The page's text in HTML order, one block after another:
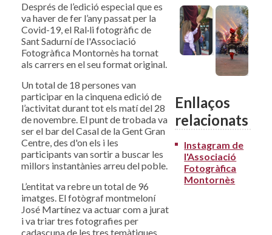
Després de l’edició especial que es
va haver de fer l’any passat per la
Covid-19, el Ral·li fotogràfic de
Sant Sadurní de l'Associació
Fotogràfica Montornès ha tornat
als carrers en el seu format original.
Un total de 18 persones van
participar en la cinquena edició de
l’activitat durant tot els matí del 28
de novembre. El punt de trobada va
ser el bar del Casal de la Gent Gran
Centre, des d'on els i les
participants van sortir a buscar les
millors instantànies arreu del poble.
L’entitat va rebre un total de 96
imatges. El fotògraf montmeloní
José Martínez va actuar com a jurat
i va triar tres fotografies per
cadascuna de les tres temàtiques
Enllaços
relacionats
Instagram de
l'Associació
Fotogràfica
Montornès